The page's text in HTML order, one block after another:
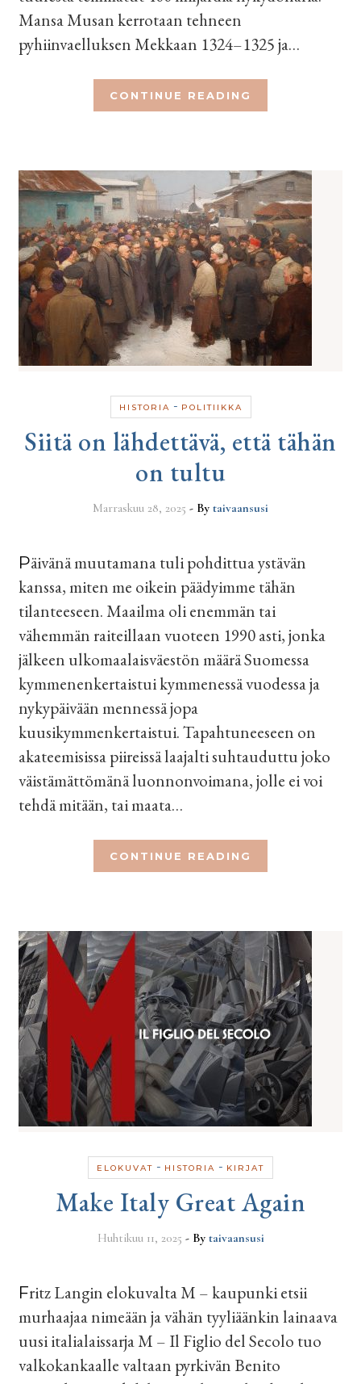
Mansa Musan kerrotaan tehneen
pyhiinvaelluksen Mekkaan 1324–1325 ja…
CONTINUE READING
HISTORIA - POLITIIKKA
Siitä on lähdettävä, että tähän
on tultu
Marraskuu 28, 2025 - By taivaansusi
Päivänä muutamana tuli pohdittua ystävän
kanssa, miten me oikein päädyimme tähän
tilanteeseen. Maailma oli enemmän tai
vähemmän raiteillaan vuoteen 1990 asti, jonka
jälkeen ulkomaalaisväestön määrä Suomessa
kymmenenkertaistui kymmenessä vuodessa ja
nykypäivään mennessä jopa
kuusikymmenkertaistui. Tapahtuneeseen on
akateemisissa piireissä laajalti suhtauduttu joko
väistämättömänä luonnonvoimana, jolle ei voi
tehdä mitään, tai maata…
CONTINUE READING
ELOKUVAT - HISTORIA - KIRJAT
Make Italy Great Again
Huhtikuu 11, 2025 - By taivaansusi
Fritz Langin elokuvalta M – kaupunki etsii
murhaajaa nimeään ja vähän tyyliäänkin lainaava
uusi italialaissarja M – Il Figlio del Secolo tuo
valkokankaalle valtaan pyrkivän Benito